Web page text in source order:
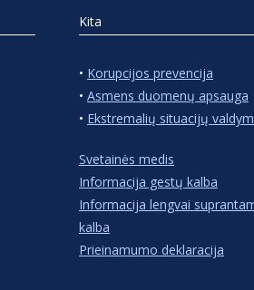
Kita
• Korupcijos prevencija
• Asmens duomenų apsauga
• Ekstremalių situacijų
Svetainės medis
Informacija gestų kalba
Informacija lengvai
kalba
Prieinamumo deklaracija